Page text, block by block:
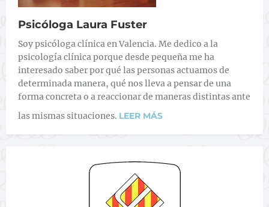
Psicóloga Laura Fuster
Soy psicóloga clínica en Valencia. Me dedico a la
psicología clínica porque desde pequeña me ha
interesado saber por qué las personas actuamos de
determinada manera, qué nos lleva a pensar de una
forma concreta o a reaccionar de maneras distintas ante
las mismas situaciones. LEER MÁS